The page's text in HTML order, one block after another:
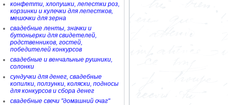
конфетти, хлопушки, лепестки роз,
корзинки и кулечки для лепестков,
мешочки для зерна
свадебные ленты, значки и
бутоньерки для свидетелей,
родственников, гостей,
победителей конкурсов
свадебные и венчальные рушники,
солонки
сундучки для денег, свадебные
копилки, ползунки, коляски, подносы
для конкурсов и сбора денег
свадебные свечи "домашний очаг"